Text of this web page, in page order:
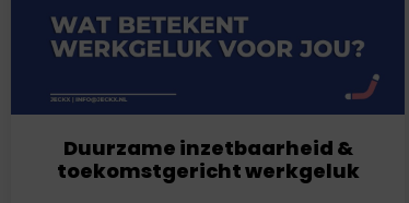
Duurzame inzetbaarheid &
toekomstgericht werkgeluk